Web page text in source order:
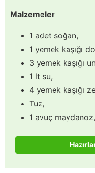
Malzemeler
1 adet soğan,
1 yemek kaşığı
3 yemek kaşığı
1 lt su,
4 yemek kaşığı
Tuz,
1 avuç maydanoz,